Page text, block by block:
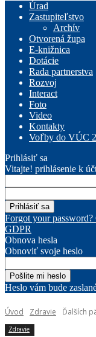
Úrad
Zastupiteľstvo
Archív
Otvorená župa
E-knižnica
Dotácie
Rada partnerstva
Rozvoj
Interact
Foto
Video
Kontakty
Voľby do VÚC
Prihlásiť sa
Vitajte! prihlásenie k
Forgot your password?
GDPR
Obnova hesla
Obnoviť svoje heslo
Heslo vám bude
Úvod Zdravie Ďalších
Zdravie